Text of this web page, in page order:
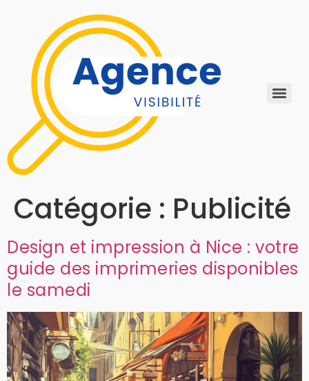
Catégorie : Publicité
Design et impression à Nice : votre
guide des imprimeries disponibles
le samedi